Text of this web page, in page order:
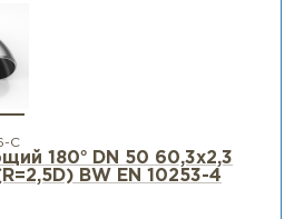
С
180° DN 50 60,3x2,3
BW EN 10253-4